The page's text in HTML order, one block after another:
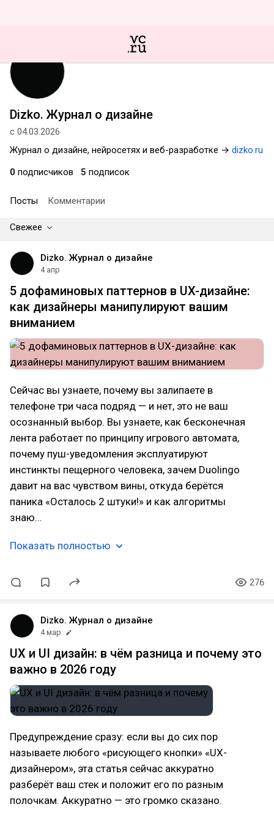
Dizko. Журнал о дизайне
с 04.03.2026
Журнал о дизайне, нейросетях и веб-разработке → dizko.ru
0 подписчиков 5 подписок
Посты Комментарии
Свежее
Dizko. Журнал о дизайне
4 апр
5 дофаминовых паттернов в UX-дизайне:
как дизайнеры манипулируют вашим
вниманием
Сейчас вы узнаете, почему вы залипаете в
телефоне три часа подряд — и нет, это не ваш
осознанный выбор. Вы узнаете, как бесконечная
лента работает по принципу игрового автомата,
почему пуш-уведомления эксплуатируют
инстинкты пещерного человека, зачем Duolingo
давит на вас чувством вины, откуда берётся
паника «Осталось 2 штуки!» и как алгоритмы
знаю…
Показать полностью
276
Dizko. Журнал о дизайне
4 мар
UX и UI дизайн: в чём разница и почему это
важно в 2026 году
Предупреждение сразу: если вы до сих пор
называете любого «рисующего кнопки» «UX-
дизайнером», эта статья сейчас аккуратно
разберёт ваш стек и положит его по разным
полочкам. Аккуратно — это громко сказано.